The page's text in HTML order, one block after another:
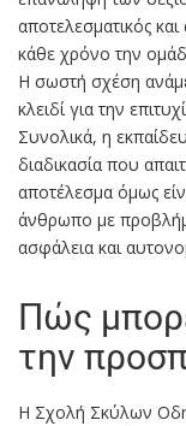
αποτελεσματικός
κάθε χρόνο την
Η σωστή σχέση
κλειδί για την
Συνολικά, η
διαδικασία που
αποτέλεσμα όμως
άνθρωπο με
ασφάλεια και
Πώς
την
Η Σχολή Σκύλων